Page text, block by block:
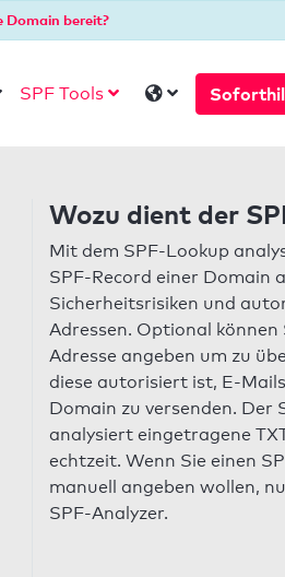
bereit?
SPF Tools
Wozu dient der
Mit dem SPF-Lookup
SPF-Record einer Domain
Sicherheitsrisiken und
Adressen. Optional können
Adresse angeben um zu
diese autorisiert ist, E-
Domain zu versenden. Der
analysiert eingetragene
echtzeit. Wenn Sie einen
manuell angeben wollen,
SPF-Analyzer.